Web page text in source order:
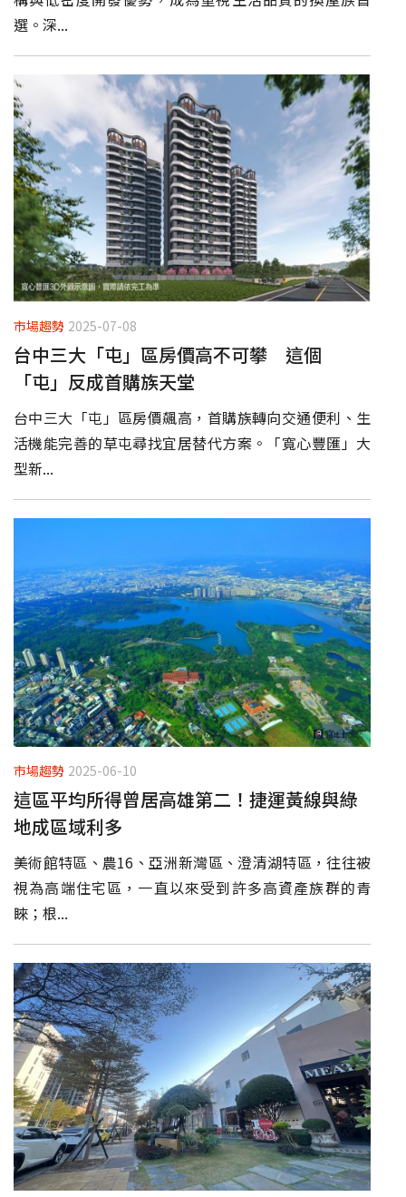
選。深...
市場趨勢 2025-07-08
台中三大「屯」區房價高不可攀 這個
「屯」反成首購族天堂
台中三大「屯」區房價飆高，首購族轉向交通便利、生
活機能完善的草屯尋找宜居替代方案。「寬心豐匯」大
型新...
市場趨勢 2025-06-10
這區平均所得曾居高雄第二！捷運黃線與綠
地成區域利多
美術館特區、農16、亞洲新灣區、澄清湖特區，往往被
視為高端住宅區，一直以來受到許多高資產族群的青
睞；根...